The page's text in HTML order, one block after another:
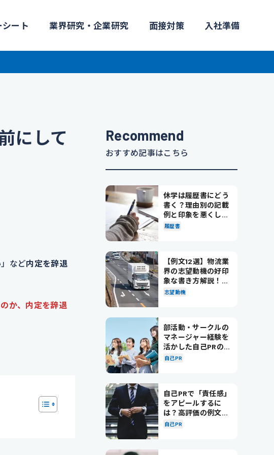
ート 業界研究・企業研究 面接対策 入社準備
にして
など内定を辞退
か、内定を辞退
Recommend
おすすめ記事はこちら
休学は履歴書にどう
書く？理由別の記載
例と印象を悪くしな
い書き方を解説
履歴書
【例文12選】物流業
界の志望動機の好印
象な書き方解説！パ
ターン別の例文も紹
志望動機
部活動・サークルの
マネージャー経験を
活かした自己PRの書
き方を徹底解説！
自己PR
自己PRで「責任感」
をアピールするに
は？高評価の例文も
紹介！
自己PR